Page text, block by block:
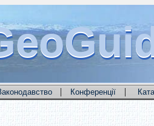
| Конференції |